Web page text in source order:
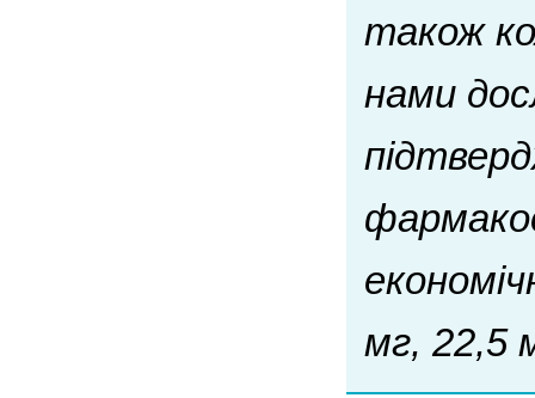
також
нами
мг, 22,5